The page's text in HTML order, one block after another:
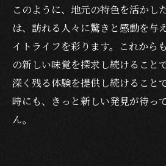
このように、地元の特色を活かし
は、訪れる人々に驚きと感動を与
イトライフを彩ります。これから
の新しい味覚を探求し続けること
深く残る体験を提供し続けること
時にも、きっと新しい発見が待っ
ん。